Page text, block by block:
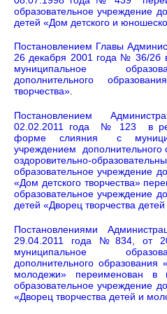
образовательное учреждение
детей «Дом детского и
Постановлением Главы
26 декабря 2001 года № 36/2б
муниципальное
дополнительного
творчества».
Постановлением
02.02.2011 года № 123 в
форме слияния с
учреждением дополнительного
оздоровительно-
образовательное учреждение
«Дом детского творчества»
образовательное учреждение
детей «Дворец творчества
Постановлениями
29.04.2011 года №834, от
муниципальное
дополнительного образования
молодежи» переименован в
образовательное учреждение
«Дворец творчества детей и